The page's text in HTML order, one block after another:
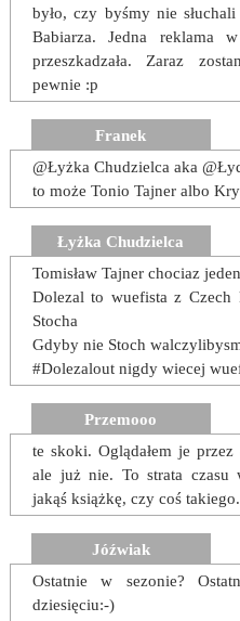
było, czy byśmy nie
Babiarza. Jedna reklama
przeszkadzała. Zaraz
pewnie :p
Franek
@Łyżka Chudzielca aka
to może Tonio Tajner albo
Łyżka Chudzielca
Tomisław Tajner chociaz
Dolezal to wuefista z Czech
Stocha
Gdyby nie Stoch
#Dolezalout nigdy wiecej
Przemooo
te skoki. Oglądałem je
ale już nie. To strata czasu
jakąś książkę, czy coś takiego.
Jóźwiak
Ostatnie w sezonie?
dziesięciu:-)